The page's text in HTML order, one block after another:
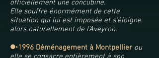
officiellement une concubine.
Elle souffre énormément de cette
situation qui lui est imposée et s'éloigne
alors naturellement de l’Aveyron.
l1996 Déménagement à Montpellier ou